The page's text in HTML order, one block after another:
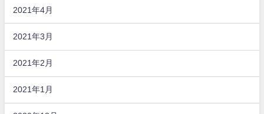
2021年4月
2021年3月
2021年2月
2021年1月